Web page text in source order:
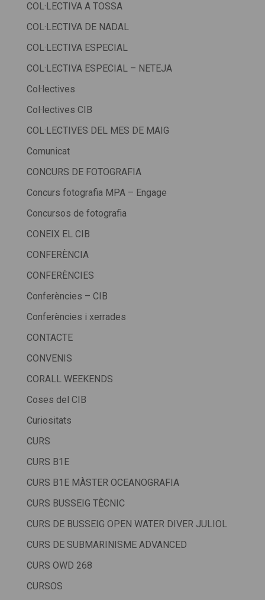
COL·LECTIVA A TOSSA
COL·LECTIVA DE NADAL
COL·LECTIVA ESPECIAL
COL·LECTIVA ESPECIAL – NETEJA
Col·lectives
Col·lectives CIB
COL·LECTIVES DEL MES DE MAIG
Comunicat
CONCURS DE FOTOGRAFIA
Concurs fotografia MPA – Engage
Concursos de fotografia
CONEIX EL CIB
CONFERÈNCIA
CONFERÈNCIES
Conferències – CIB
Conferències i xerrades
CONTACTE
CONVENIS
CORALL WEEKENDS
Coses del CIB
Curiositats
CURS
CURS B1E
CURS B1E MÀSTER OCEANOGRAFIA
CURS BUSSEIG TÈCNIC
CURS DE BUSSEIG OPEN WATER DIVER JULIOL
CURS DE SUBMARINISME ADVANCED
CURS OWD 268
CURSOS